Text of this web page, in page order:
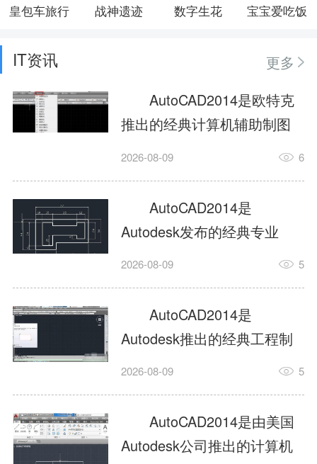
皇包车旅行 战神遗迹 数字生花 宝宝爱吃饭
IT资讯
更多
AutoCAD2014是欧特克
推出的经典计算机辅助制图
工具，主打稳定2D施工图绘
行业工程设计。版本新增图
纸标签页、实景地理地图、
协同设计交流模块，优化命
令行智能纠错与图层批量管
理，支持Win8触屏操作、点
云扫描数据导入，兼容各类
DWG图纸格式，文件互通...
2026-08-09 6
AutoCAD2014是
Autodesk发布的经典专业
CAD制图设计软件，是工程
绘图工具。软件专注精准二
维绘图、图纸编辑、参数化
设计及基础三维建模，广泛
应用于建筑设计、机械制
造、土木工程、室内设计等
多个行业。软件优化绘图流
畅度与文件兼容性，支持参
2026-08-09 5
AutoCAD2014是
Autodesk推出的经典工程制
图设计软件，主打高效精准
建模作业，适配建筑、机
械、市政、室内设计等多行
业场景。软件优化运行机制
2026-08-09 5
AutoCAD2014是由美国
Autodesk公司推出的计算机